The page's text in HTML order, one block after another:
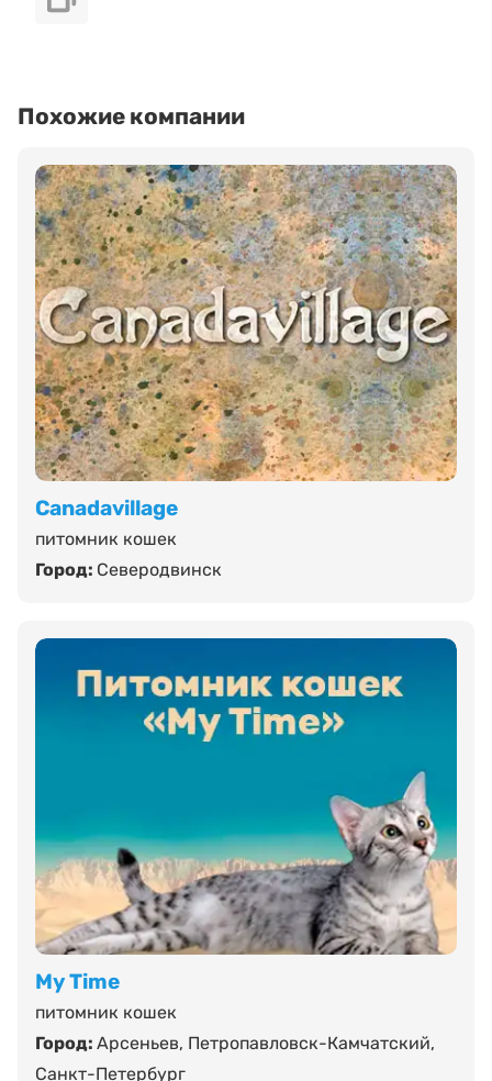
Похожие компании
Canadavillage
питомник кошек
Город: Северодвинск
My Time
питомник кошек
Город: Арсеньев, Петропавловск-Камчатский,
Санкт-Петербург